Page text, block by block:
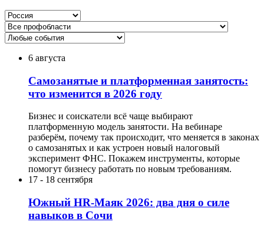
6 августа
Самозанятые и платформенная занятость:
что изменится в 2026 году
Бизнес и соискатели всё чаще выбирают
платформенную модель занятости. На вебинаре
разберём, почему так происходит, что меняется в законах
о самозанятых и как устроен новый налоговый
эксперимент ФНС. Покажем инструменты, которые
помогут бизнесу работать по новым требованиям.
17 - 18 сентября
Южный HR-Маяк 2026: два дня о силе
навыков в Сочи